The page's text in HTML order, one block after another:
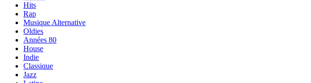
Hits
Rap
Musique Alternative
Oldies
Années 80
House
Indie
Classique
Jazz